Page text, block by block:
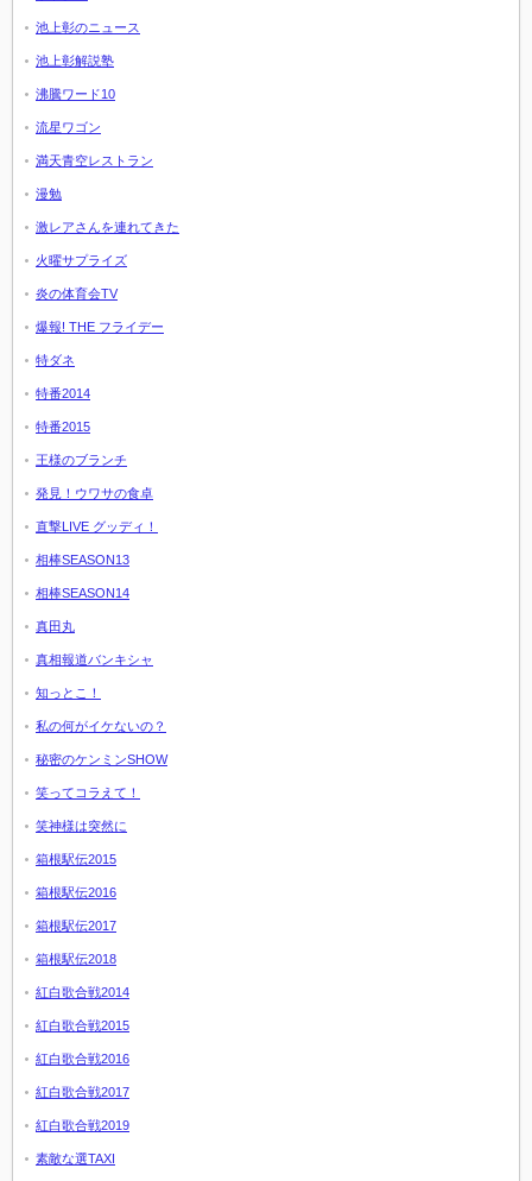
池上彰のニュース
池上彰解説塾
沸騰ワード10
流星ワゴン
満天青空レストラン
漫勉
激レアさんを連れてきた
火曜サプライズ
炎の体育会TV
爆報! THE フライデー
特ダネ
特番2014
特番2015
王様のブランチ
発見！ウワサの食卓
直撃LIVE グッディ！
相棒SEASON13
相棒SEASON14
真田丸
真相報道バンキシャ
知っとこ！
私の何がイケないの？
秘密のケンミンSHOW
笑ってコラえて！
笑神様は突然に
箱根駅伝2015
箱根駅伝2016
箱根駅伝2017
箱根駅伝2018
紅白歌合戦2014
紅白歌合戦2015
紅白歌合戦2016
紅白歌合戦2017
紅白歌合戦2019
素敵な選TAXI